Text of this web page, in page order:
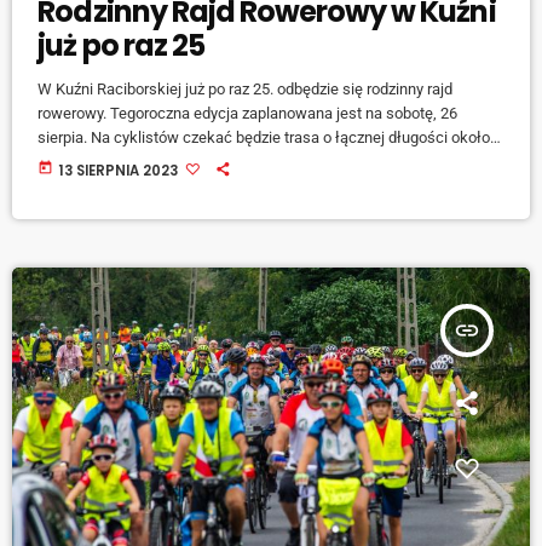
Rodzinny Rajd Rowerowy w Kuźni
już po raz 25
W Kuźni Raciborskiej już po raz 25. odbędzie się rodzinny rajd
rowerowy. Tegoroczna edycja zaplanowana jest na sobotę, 26
sierpia. Na cyklistów czekać będzie trasa o łącznej długości około
26 km. O szczegółach mówi Wojciech Gdesz, zastępca burmistrza
charakter […]
today 13 SIERPNIA 2023
insert_link